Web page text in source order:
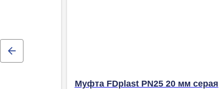
Муфта FDplast PN25 20 мм серая